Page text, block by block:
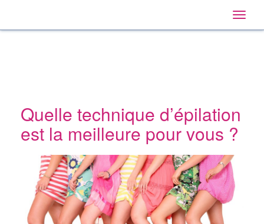
Primary
Toggle
Quelle technique d’épilation
est la meilleure pour vous ?